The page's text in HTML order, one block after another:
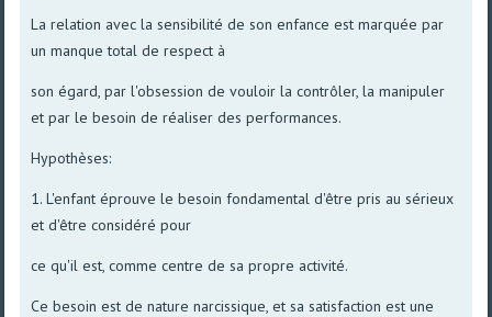
La relation avec la sensibilité de son enfance est marquée par
un manque total de respect à
son égard, par l'obsession de vouloir la contrôler, la manipuler
et par le besoin de réaliser des performances.
Hypothèses:
1. L'enfant éprouve le besoin fondamental d'être pris au sérieux
et d'être considéré pour
ce qu'il est, comme centre de sa propre activité.
Ce besoin est de nature narcissique, et sa satisfaction est une